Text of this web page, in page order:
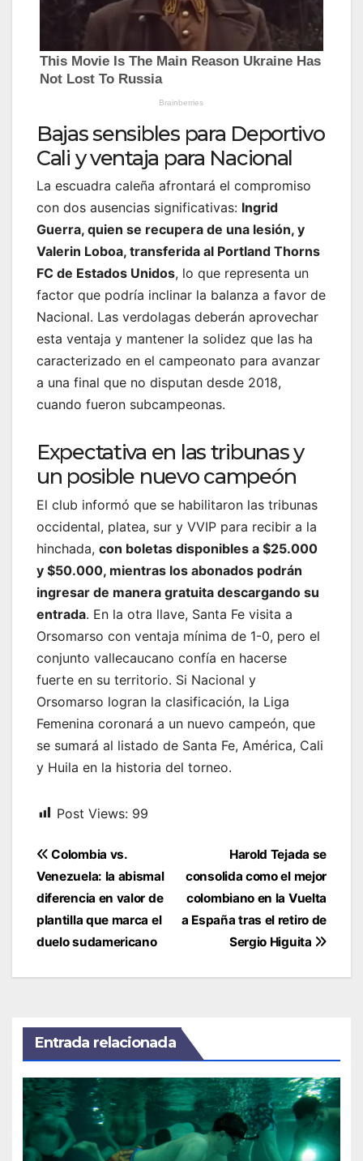
Bajas sensibles para Deportivo
Cali y ventaja para Nacional
La escuadra caleña afrontará el compromiso
con dos ausencias significativas: Ingrid
Guerra, quien se recupera de una lesión, y
Valerin Loboa, transferida al Portland Thorns
FC de Estados Unidos, lo que representa un
factor que podría inclinar la balanza a favor de
Nacional. Las verdolagas deberán aprovechar
esta ventaja y mantener la solidez que las ha
caracterizado en el campeonato para avanzar
a una final que no disputan desde 2018,
cuando fueron subcampeonas.
Expectativa en las tribunas y
un posible nuevo campeón
El club informó que se habilitaron las tribunas
occidental, platea, sur y VVIP para recibir a la
hinchada, con boletas disponibles a $25.000
y $50.000, mientras los abonados podrán
ingresar de manera gratuita descargando su
entrada. En la otra llave, Santa Fe visita a
Orsomarso con ventaja mínima de 1-0, pero el
conjunto vallecaucano confía en hacerse
fuerte en su territorio. Si Nacional y
Orsomarso logran la clasificación, la Liga
Femenina coronará a un nuevo campeón, que
se sumará al listado de Santa Fe, América, Cali
y Huila en la historia del torneo.
Post Views: 99
Navegación
de
entradas
Harold Tejada se
consolida como el mejor
colombiano en la Vuelta
a España tras el retiro de
Sergio Higuita
Colombia vs.
Venezuela: la abismal
diferencia en valor de
plantilla que marca el
duelo sudamericano
Entrada relacionada